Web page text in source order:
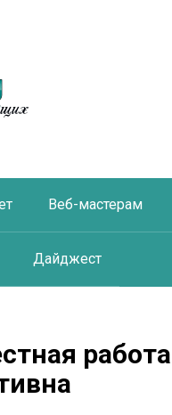
Веб-мастерам
Дайджест